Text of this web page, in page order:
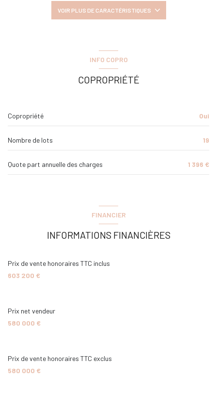
cuisine américaine (équipée)
2 côté(s) mitoyen(s)
5 étage(s)
quartier BD GARNIER
VOIR PLUS DE CARACTÉRISTIQUES
INFO COPRO
COPROPRIÉTÉ
Copropriété Oui
Nombre de lots 19
Quote part annuelle des charges 1 396 €
FINANCIER
INFORMATIONS FINANCIÈRES
Prix de vente honoraires TTC inclus
603 200 €
Prix net vendeur
580 000 €
Prix de vente honoraires TTC exclus
580 000 €